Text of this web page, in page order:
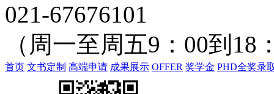
021-67676101
（周一至周五9：00到18
首页 文书定制 高端申请 成果展示 OFFER 奖学金 PHD全奖录